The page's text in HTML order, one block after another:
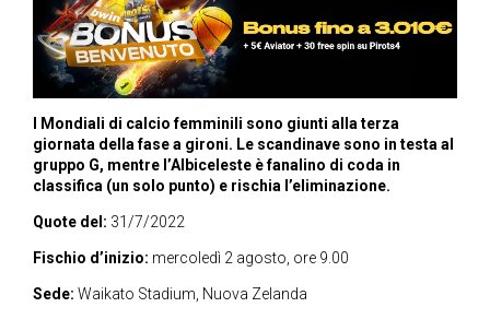
I Mondiali di calcio femminili sono giunti alla terza
giornata della fase a gironi. Le scandinave sono in testa al
gruppo G, mentre l’Albiceleste è fanalino di coda in
classifica (un solo punto) e rischia l’eliminazione.
Quote del: 31/7/2022
Fischio d’inizio: mercoledì 2 agosto, ore 9.00
Sede: Waikato Stadium, Nuova Zelanda